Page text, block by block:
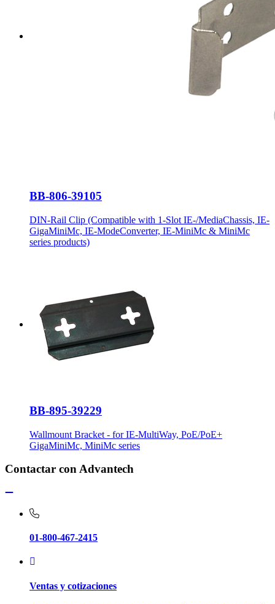
BB-806-39105
DIN-Rail Clip (Compatible with 1-Slot IE-/MediaChassis, IE-
GigaMiniMc, IE-ModeConverter, IE-MiniMc & MiniMc
series products)
BB-895-39229
Wallmount Bracket - for IE-MultiWay, PoE/PoE+
GigaMiniMc, MiniMc series
Contactar con Advantech
01-800-467-2415
Ventas y cotizaciones